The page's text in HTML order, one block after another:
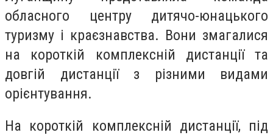
обласного центру дитячо-юнацького
туризму і краєзнавства. Вони змагалися
на короткій комплексній дистанції та
довгій дистанції з різними видами
орієнтування.
На короткій комплексній дистанції, під